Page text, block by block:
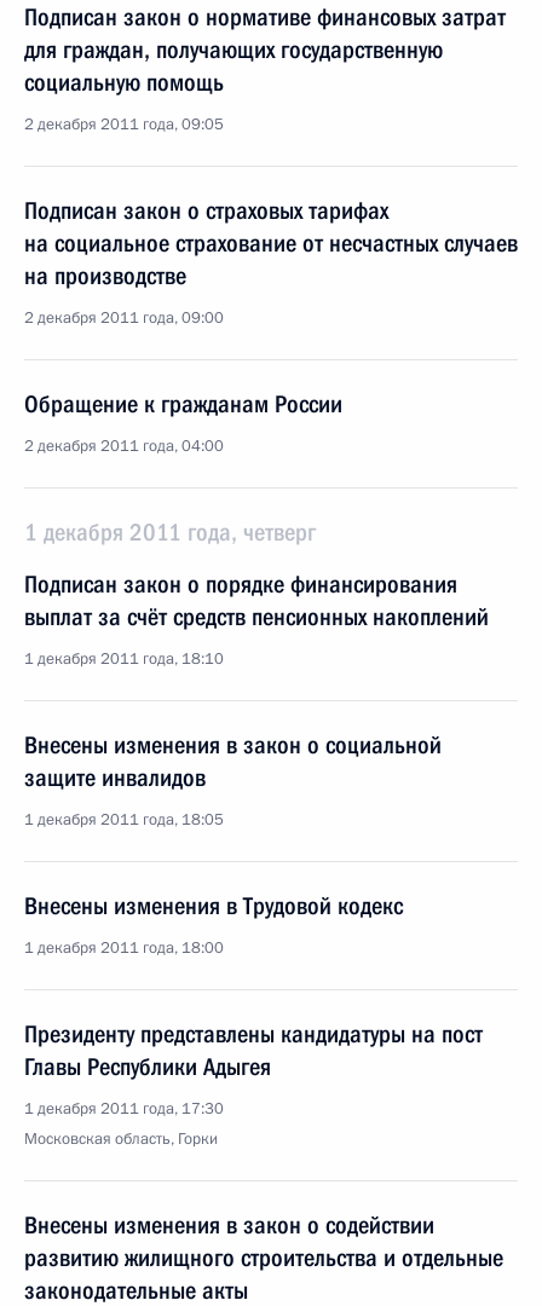
Подписан закон о нормативе финансовых затрат
для граждан, получающих государственную
социальную помощь
2 декабря 2011 года, 09:05
Подписан закон о страховых тарифах
на социальное страхование от несчастных случаев
на производстве
2 декабря 2011 года, 09:00
Обращение к гражданам России
2 декабря 2011 года, 04:00
1 декабря 2011 года, четверг
Подписан закон о порядке финансирования
выплат за счёт средств пенсионных накоплений
1 декабря 2011 года, 18:10
Внесены изменения в закон о социальной
защите инвалидов
1 декабря 2011 года, 18:05
Внесены изменения в Трудовой кодекс
1 декабря 2011 года, 18:00
Президенту представлены кандидатуры на пост
Главы Республики Адыгея
1 декабря 2011 года, 17:30
Московская область, Горки
Внесены изменения в закон о содействии
развитию жилищного строительства и отдельные
законодательные акты